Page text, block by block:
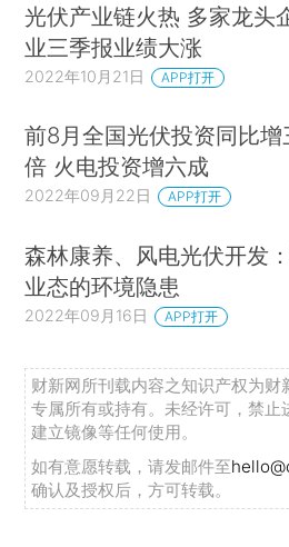
光伏产业链火热 多家龙头
业三季报业绩大涨
2022年10月21日 APP打开
前8月全国光伏投资同比增
倍 火电投资增六成
2022年09月22日 APP打开
森林康养、风电光伏开发
业态的环境隐患
2022年09月16日 APP打开
财新网所刊载内容之知识产权为财
专属所有或持有。未经许可，禁止
建立镜像等任何使用。
如有意愿转载，请发邮件至
确认及授权后，方可转载。